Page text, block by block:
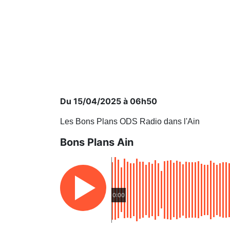
Du 15/04/2025 à 06h50
Les Bons Plans ODS Radio dans l'Ain
Bons Plans Ain
0:00